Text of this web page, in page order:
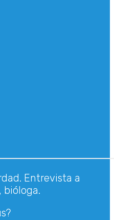
Entrevista a
bióloga.